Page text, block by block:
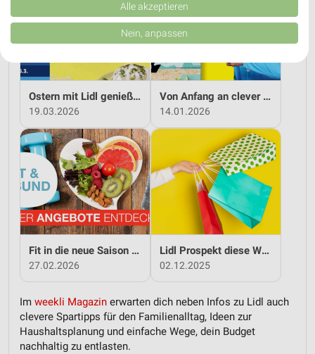
Ostern mit Lidl genießen
19.03.2026
Von Anfang an clever sparen mit Lidl
14.01.2026
Fit in die neue Saison - mit Lidl!
27.02.2026
Lidl Prospekt diese Woche
02.12.2025
Im weekli Magazin erwarten dich neben Infos zu Lidl auch
clevere Spartipps für den Familienalltag, Ideen zur
Haushaltsplanung und einfache Wege, dein Budget
nachhaltig zu entlasten.
Verbesserung der Angebote. Verwendung reduzierter Daten zur Auswahl
von Inhalten.
Daten können außerhalb der Europäischen Union weitergegeben und in die
USA gesendet werden.
Website/App.
Wir nutzen Ihre Daten für folgende Zwecke:
Speichern von oder Zugriff auf Informationen
auf einem Endgerät
Verwendung reduzierter Daten zur Auswahl von
Werbeanzeigen
Erstellung von Profilen für personalisierte
Werbung
Verwendung von Profilen zur Auswahl
Erstellung von Profilen zur Personalisierung
von Inhalten
Verwendung von Profilen zur Auswahl
Alle akzeptieren
Nein, anpassen